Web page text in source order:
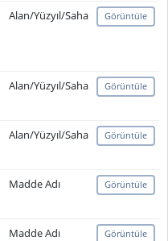
Alan/Yüzyıl/Saha Görüntüle
Alan/Yüzyıl/Saha Görüntüle
Alan/Yüzyıl/Saha Görüntüle
Madde Adı Görüntüle
Madde Adı Görüntüle